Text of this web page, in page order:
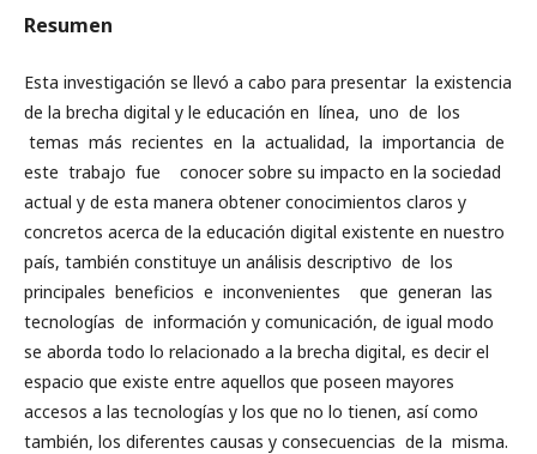
Resumen
Esta investigación se llevó a cabo para presentar la existencia
de la brecha digital y le educación en línea, uno de los
temas más recientes en la actualidad, la importancia de
este trabajo fue conocer sobre su impacto en la sociedad
actual y de esta manera obtener conocimientos claros y
concretos acerca de la educación digital existente en nuestro
país, también constituye un análisis descriptivo de los
principales beneficios e inconvenientes que generan las
tecnologías de información y comunicación, de igual modo
se aborda todo lo relacionado a la brecha digital, es decir el
espacio que existe entre aquellos que poseen mayores
accesos a las tecnologías y los que no lo tienen, así como
también, los diferentes causas y consecuencias de la misma.